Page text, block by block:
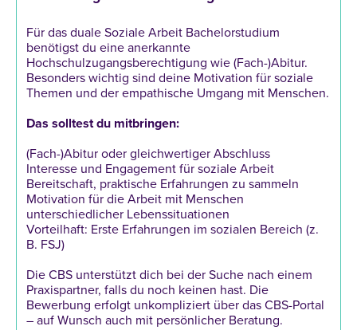
Für das duale Soziale Arbeit Bachelorstudium
benötigst du eine anerkannte
Hochschulzugangsberechtigung wie (Fach-)Abitur.
Besonders wichtig sind deine Motivation für soziale
Themen und der empathische Umgang mit Menschen.
Das solltest du mitbringen:
(Fach-)Abitur oder gleichwertiger Abschluss
Interesse und Engagement für soziale Arbeit
Bereitschaft, praktische Erfahrungen zu sammeln
Motivation für die Arbeit mit Menschen
unterschiedlicher Lebenssituationen
Vorteilhaft: Erste Erfahrungen im sozialen Bereich (z.
B. FSJ)
Die CBS unterstützt dich bei der Suche nach einem
Praxispartner, falls du noch keinen hast. Die
Bewerbung erfolgt unkompliziert über das CBS-Portal
– auf Wunsch auch mit persönlicher Beratung.